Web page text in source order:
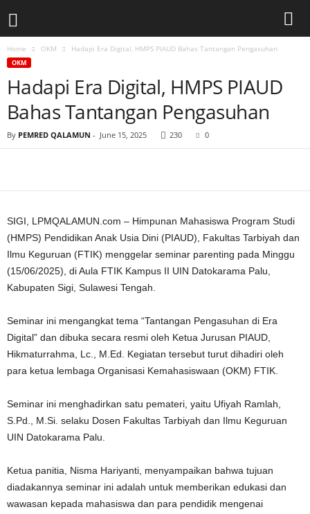
q
Home OKM Hadapi Era Digital, HMPS PIAUD Bahas Tantangan Pengasuhan
OKM
Hadapi Era Digital, HMPS PIAUD
Bahas Tantangan Pengasuhan
By PEMRED QALAMUN - June 15, 2025 230 0
SIGI, LPMQALAMUN.com – Himpunan Mahasiswa Program Studi
(HMPS) Pendidikan Anak Usia Dini (PIAUD), Fakultas Tarbiyah dan
Ilmu Keguruan (FTIK) menggelar seminar parenting pada Minggu
(15/06/2025), di Aula FTIK Kampus II UIN Datokarama Palu,
Kabupaten Sigi, Sulawesi Tengah.
Seminar ini mengangkat tema “Tantangan Pengasuhan di Era
Digital” dan dibuka secara resmi oleh Ketua Jurusan PIAUD,
Hikmaturrahma, Lc., M.Ed. Kegiatan tersebut turut dihadiri oleh
para ketua lembaga Organisasi Kemahasiswaan (OKM) FTIK.
Seminar ini menghadirkan satu pemateri, yaitu Ufiyah Ramlah,
S.Pd., M.Si. selaku Dosen Fakultas Tarbiyah dan Ilmu Keguruan
UIN Datokarama Palu.
Ketua panitia, Nisma Hariyanti, menyampaikan bahwa tujuan
diadakannya seminar ini adalah untuk memberikan edukasi dan
wawasan kepada mahasiswa dan para pendidik mengenai